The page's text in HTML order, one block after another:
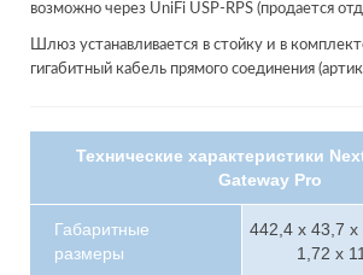
возможно через UniFi USP-RPS (продается
Шлюз устанавливается в стойку и в
гигабитный кабель прямого соединения
Технические характеристики
Gateway Pro
Габаритные
размеры
442,4 х 43,7
1,72 х